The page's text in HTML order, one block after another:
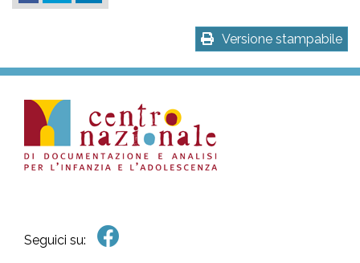
Versione stampabile
Seguici su: